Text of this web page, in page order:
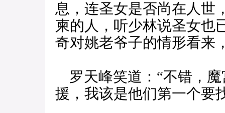
息，连圣女是否尚在人世
柬的人，听少林说圣女也
奇对姚老爷子的情形看来
罗天峰笑道：“不错，
援，我该是他们第一个要